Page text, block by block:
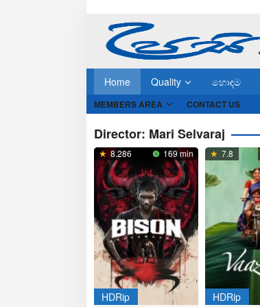
Home Quality හොඳම
MEMBERS AREA CONTACT US
Director: Mari Selvaraj
8.286 169 min
HDRip
7.8
HDRip